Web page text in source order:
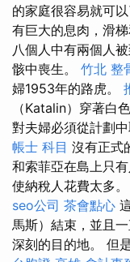
的家庭很容易就可
有巨大的息肉，滑
八個人中有兩個人
骸中喪生。 竹北 整
婦1953年的路虎。
（Katalin）穿著白
對夫婦必須從計劃
帳士 科目 沒有正式
和索菲亞在島上只
使納稅人花費太多。
seo公司 茶會點心
馬斯）結束，並且
深刻的目的地。 但